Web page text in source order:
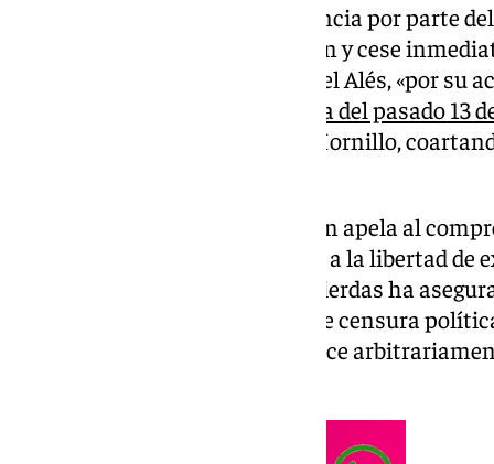
Registrada una moción de urgencia por parte
IU, para solicitar «la reprobación y cese
Ayuntamiento de Sevilla, Manuel Alés, «por
sesión extraordinaria del pasado 13
palabra a la concejala Susana Hornillo,
Asimismo, la propuesta también apela al
garantizar el respeto al derecho a la libertad de
concejales. La coalición de izquierdas ha
forma, se evita “cualquier tipo de censura
el principio de decoro no se utilice